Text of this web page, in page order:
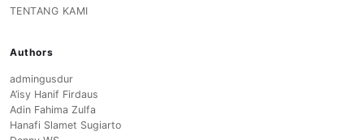
TENTANG KAMI
Authors
admingusdur
A’isy Hanif Firdaus
Adin Fahima Zulfa
Hanafi Slamet Sugiarto